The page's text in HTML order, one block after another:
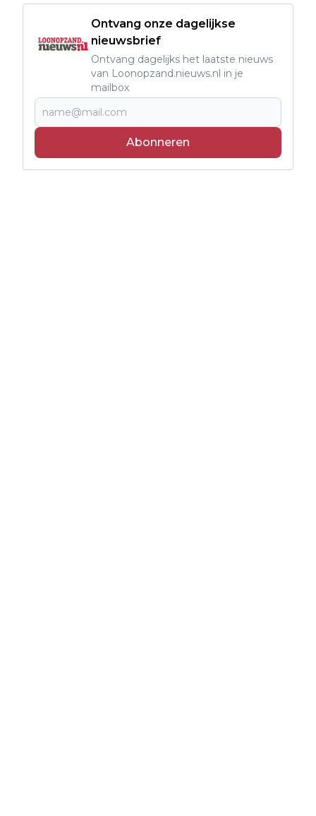
Ontvang onze dagelijkse
nieuwsbrief
Ontvang dagelijks het laatste nieuws
van Loonopzand.nieuws.nl in je
mailbox
Abonneren